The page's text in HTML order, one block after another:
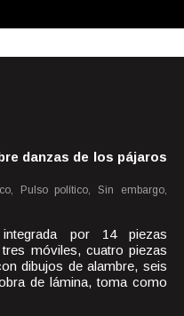
danzas de los pájaros
Pulso político, Sin embargo,
por 14 piezas
móviles, cuatro piezas
dibujos de alambre, seis
de lámina, toma como